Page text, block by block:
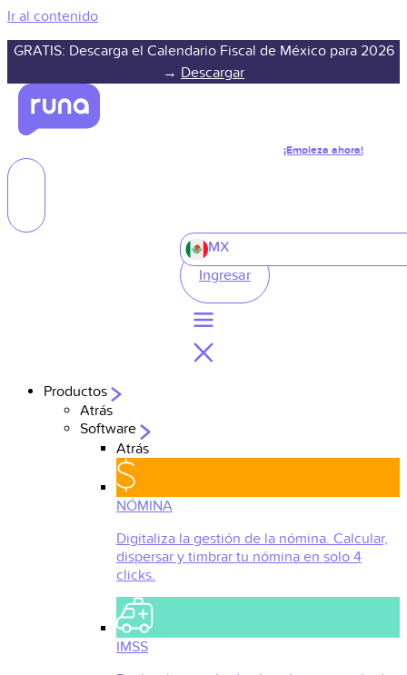
Ir al contenido
GRATIS: Descarga el Calendario Fiscal de México para 2026
→ Descargar
¡Empieza ahora!
MX
Ingresar
Productos
Atrás
Software
Atrás
NÓMINA
Digitaliza la gestión de la nómina. Calcular,
dispersar y timbrar tu nómina en solo 4
clicks.
IMSS